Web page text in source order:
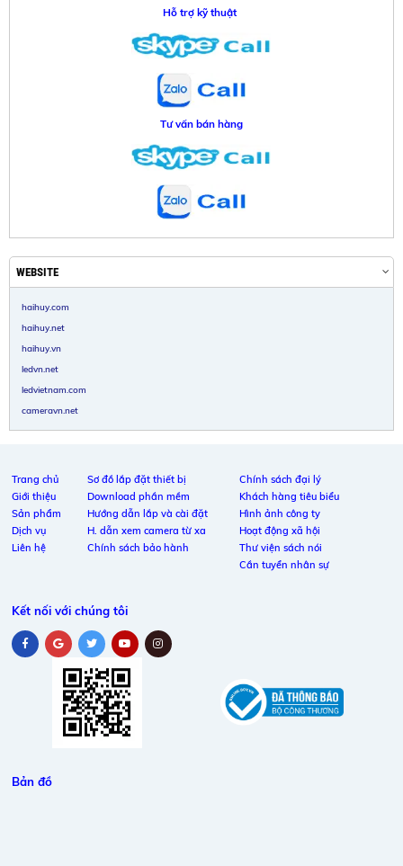
Hỗ trợ kỹ thuật
Tư vấn bán hàng
WEBSITE
haihuy.com
haihuy.net
haihuy.vn
ledvn.net
ledvietnam.com
cameravn.net
Trang chủ
Giới thiệu
Sản phẩm
Dịch vụ
Liên hệ
Sơ đồ lắp đặt thiết bị
Download phần mềm
Hướng dẫn lắp và cài đặt
H. dẫn xem camera từ xa
Chính sách bảo hành
Chính sách đại lý
Khách hàng tiêu biểu
Hình ảnh công ty
Hoạt động xã hội
Thư viện sách nói
Cần tuyển nhân sự
Kết nối với chúng tôi
Bản đồ